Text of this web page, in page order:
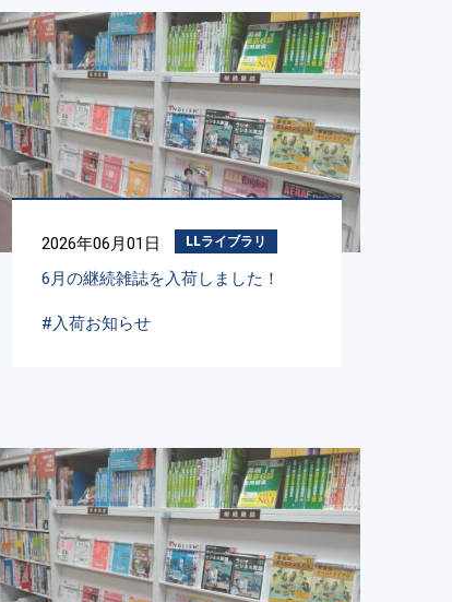
2026年06月01日 LLライブラリ
6月の継続雑誌を入荷しました！
#入荷お知らせ